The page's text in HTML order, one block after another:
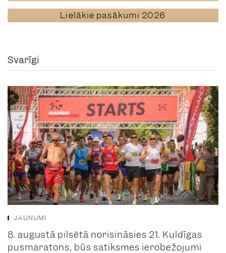
Lielākie pasākumi 2026
Svarīgi
JAUNUMI
8. augustā pilsētā norisināsies 21. Kuldīgas
pusmaratons, būs satiksmes ierobežojumi